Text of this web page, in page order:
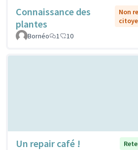
Connaissance des
plantes
Non
Bornéo
1 10
Un repair café !